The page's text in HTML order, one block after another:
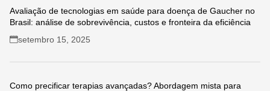
Avaliação de tecnologias em saúde para doença de Gaucher no
Brasil: análise de sobrevivência, custos e fronteira da eficiência
setembro 15, 2025
Como precificar terapias avançadas? Abordagem mista para